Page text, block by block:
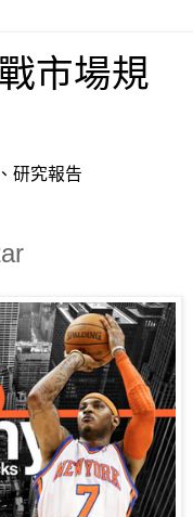
市場規
研究報告